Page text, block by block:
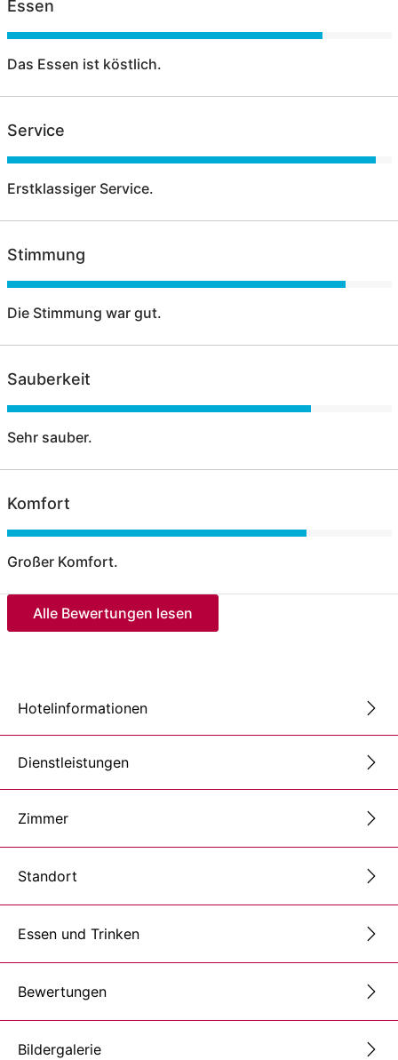
Essen
Das Essen ist köstlich.
Service
Erstklassiger Service.
Stimmung
Die Stimmung war gut.
Sauberkeit
Sehr sauber.
Komfort
Großer Komfort.
Alle Bewertungen lesen
Hotelinformationen
Dienstleistungen
Zimmer
Standort
Essen und Trinken
Bewertungen
Bildergalerie